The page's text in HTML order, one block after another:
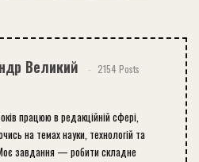
Великий 2154 Posts
працюю в редакційній сфері,
на темах науки, технологій та
завдання — робити складне